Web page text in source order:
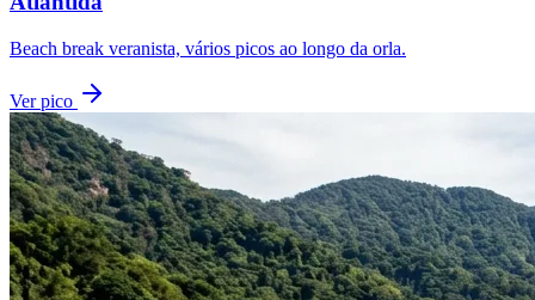
Beach break veranista, vários picos ao longo da orla.
Ver pico